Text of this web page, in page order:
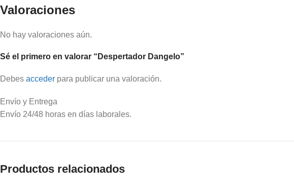
Valoraciones
No hay valoraciones aún.
Sé el primero en valorar “Despertador Dangelo”
Debes acceder para publicar una valoración.
Envío y Entrega
Envío 24/48 horas en días laborales.
Productos relacionados